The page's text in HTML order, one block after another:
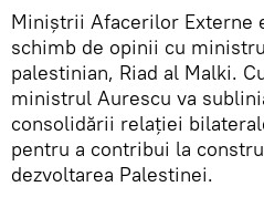
Miniştrii Afacerilor Externe
schimb de opinii cu
palestinian, Riad al Malki.
ministrul Aurescu va
consolidării relaţiei
pentru a contribui la
dezvoltarea Palestinei.